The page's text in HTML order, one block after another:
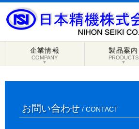
▼
企業情報
COMPANY
▼
製品案内
PRODUCTS
お問い合わせ/ CONTACT